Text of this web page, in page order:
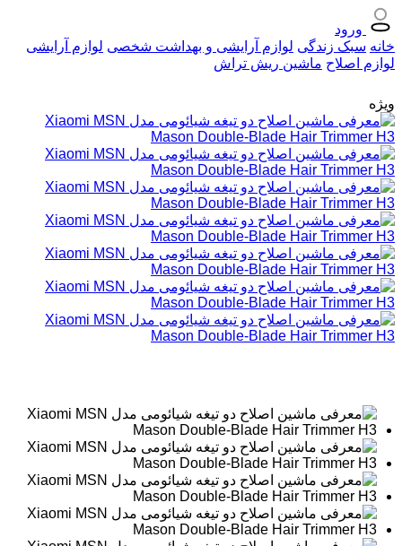
ورود
خانه سبک زندگی لوازم آرایشی و بهداشت شخصی لوازم آرایشی
لوازم اصلاح ماشین ریش تراش
ویژه